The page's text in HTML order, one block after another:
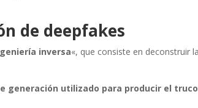
de deepfakes
inversa«, que consiste en deconstruir la
generación utilizado para producir el truco